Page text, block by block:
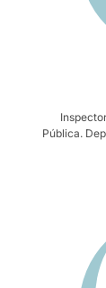
Pública.